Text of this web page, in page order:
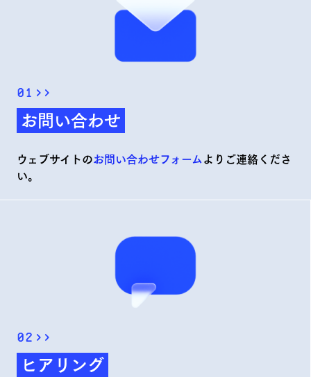
01 >>
お問い合わせ
ウェブサイトのお問い合わせフォームよりご連絡くださ
い。
02 >>
ヒアリング